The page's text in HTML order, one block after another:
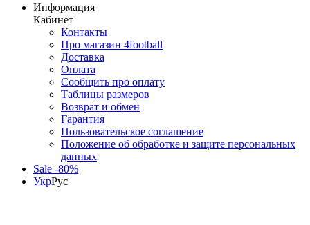
Информация
Кабинет
Контакты
Про магазин 4football
Доставка
Оплата
Сообщить про оплату
Таблицы размеров
Возврат и обмен
Гарантия
Пользовательское соглашение
Положение об обработке и защите персональных
данных
Sale -80%
УкрРус